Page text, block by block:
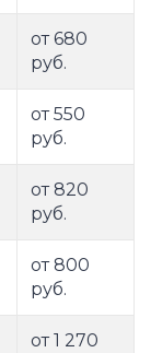
от 680
руб.
от 550
руб.
от 820
руб.
от 800
руб.
от 1 270